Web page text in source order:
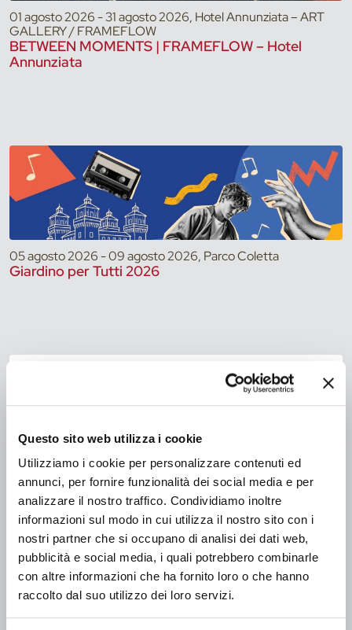
Questo sito web utilizza i cookie
Utilizziamo i cookie per personalizzare contenuti ed
annunci, per fornire funzionalità dei social media e per
analizzare il nostro traffico. Condividiamo inoltre
informazioni sul modo in cui utilizza il nostro sito con i
nostri partner che si occupano di analisi dei dati web,
pubblicità e social media, i quali potrebbero combinarle
con altre informazioni che ha fornito loro o che hanno
raccolto dal suo utilizzo dei loro servizi.
01 agosto 2026 - 31 agosto 2026, Hotel Annunziata – ART
GALLERY / FRAMEFLOW
BETWEEN MOMENTS | FRAMEFLOW – Hotel
Annunziata
05 agosto 2026 - 09 agosto 2026, Parco Coletta
Giardino per Tutti 2026
08 agosto 2026, Biblioteca Comunale Bassani di Ferrara
Summer Book Club